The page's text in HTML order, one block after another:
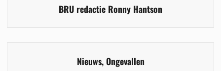
BRU redactie Ronny Hantson
Nieuws,Ongevallen